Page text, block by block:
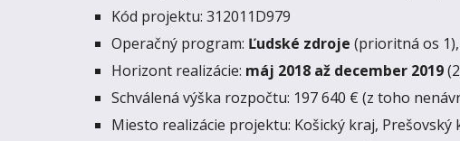
Kód projektu: 312011D979
Operačný program: Ľudské zdroje (prioritná os 1),
Horizont realizácie: máj 2018 až december 2019
Schválená výška rozpočtu: 197 640 € (z toho
Miesto realizácie projektu: Košický kraj,